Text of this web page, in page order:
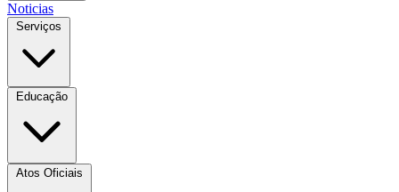
Noticias
Serviços
Educação
Atos Oficiais